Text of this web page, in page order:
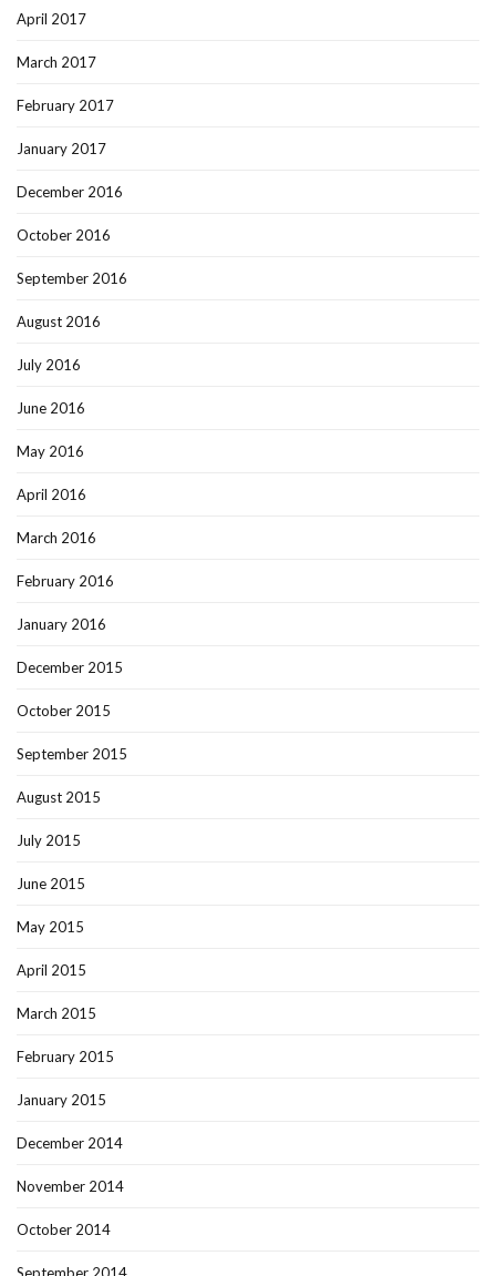
April 2017
March 2017
February 2017
January 2017
December 2016
October 2016
September 2016
August 2016
July 2016
June 2016
May 2016
April 2016
March 2016
February 2016
January 2016
December 2015
October 2015
September 2015
August 2015
July 2015
June 2015
May 2015
April 2015
March 2015
February 2015
January 2015
December 2014
November 2014
October 2014
September 2014